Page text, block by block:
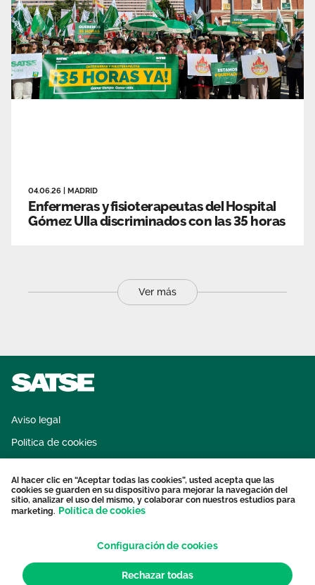
04.06.26 MADRID
Enfermeras y fisioterapeutas del Hospital
Gómez Ulla discriminados con las 35 horas
Ver más
Aviso legal
Política de cookies
Protección datos personales
Contacto
Al hacer clic en “Aceptar todas las cookies”, usted acepta que las
cookies se guarden en su dispositivo para mejorar la navegación del
sitio, analizar el uso del mismo, y colaborar con nuestros estudios para
marketing. Política de cookies
Configuración de cookies
Rechazar todas